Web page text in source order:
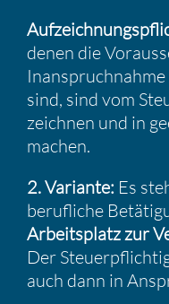
denen die
sind, sind vom
zeichnen und in
machen.
2. Variante: Es
berufliche
Arbeits­platz zur
Der
auch dann in